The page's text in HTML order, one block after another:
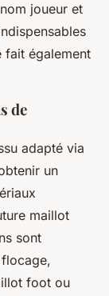
joueur et
fait également
de
adapté via
un
maillot
sont
foot ou